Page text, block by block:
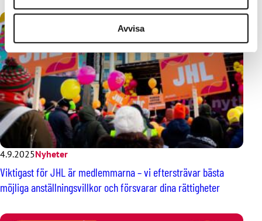
Avvisa
4.9.2025Nyheter
Viktigast för JHL är medlemmarna – vi eftersträvar bästa
möjliga anställningsvillkor och försvarar dina rättigheter